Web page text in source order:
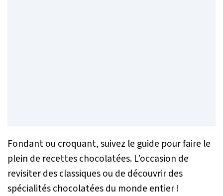
Fondant ou croquant, suivez le guide pour faire le
plein de recettes chocolatées. L’occasion de
revisiter des classiques ou de découvrir des
spécialités chocolatées du monde entier !